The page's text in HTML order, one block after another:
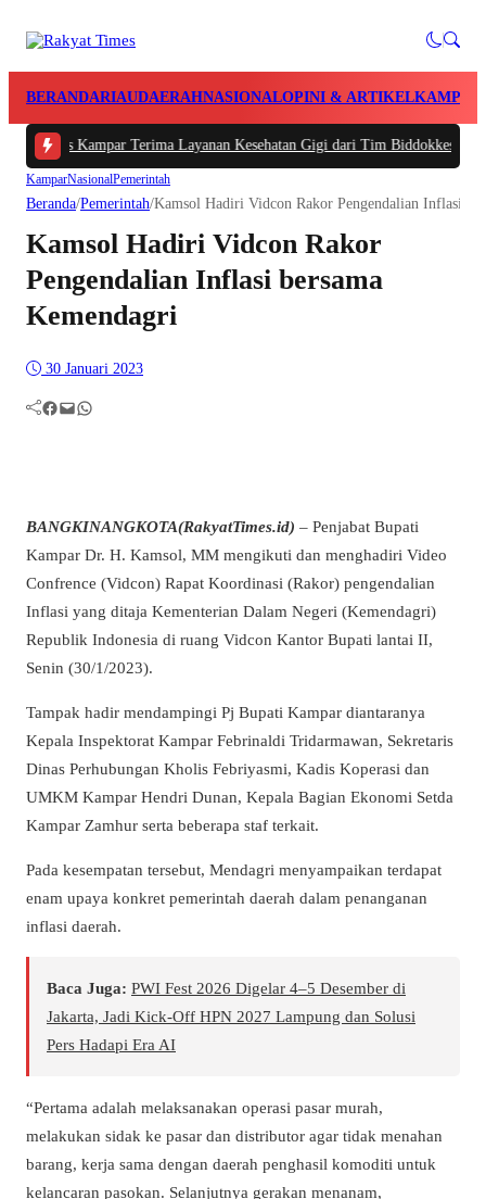
BERANDARIAUDAERAHNASIONALOPINI & ARTIKELKAMPAR
Kampar Terima Layanan Kesehatan Gigi dari Tim Biddokkes Polda
KamparNasionalPemerintah
Beranda/Pemerintah/Kamsol Hadiri Vidcon Rakor Pengendalian Inflasi
Kamsol Hadiri Vidcon Rakor
Pengendalian Inflasi bersama
Kemendagri
30 Januari 2023
Facebook Mail WhatsApp
BANGKINANGKOTA(RakyatTimes.id) – Penjabat Bupati
Kampar Dr. H. Kamsol, MM mengikuti dan menghadiri Video
Confrence (Vidcon) Rapat Koordinasi (Rakor) pengendalian
Inflasi yang ditaja Kementerian Dalam Negeri (Kemendagri)
Republik Indonesia di ruang Vidcon Kantor Bupati lantai II,
Senin (30/1/2023).
Tampak hadir mendampingi Pj Bupati Kampar diantaranya
Kepala Inspektorat Kampar Febrinaldi Tridarmawan, Sekretaris
Dinas Perhubungan Kholis Febriyasmi, Kadis Koperasi dan
UMKM Kampar Hendri Dunan, Kepala Bagian Ekonomi Setda
Kampar Zamhur serta beberapa staf terkait.
Pada kesempatan tersebut, Mendagri menyampaikan terdapat
enam upaya konkret pemerintah daerah dalam penanganan
inflasi daerah.
Baca Juga: PWI Fest 2026 Digelar 4–5 Desember di
Jakarta, Jadi Kick-Off HPN 2027 Lampung dan Solusi
Pers Hadapi Era AI
“Pertama adalah melaksanakan operasi pasar murah,
melakukan sidak ke pasar dan distributor agar tidak menahan
barang, kerja sama dengan daerah penghasil komoditi untuk
kelancaran pasokan. Selanjutnya gerakan menanam,